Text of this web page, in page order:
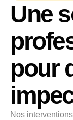
Une
pour
Nos